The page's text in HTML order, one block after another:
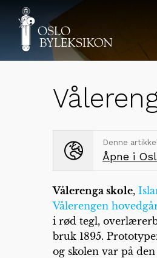
Denne
Åpne i
Vålerenga skole,
Vålerengen
i rød tegl,
bruk 1895.
og skolen var på